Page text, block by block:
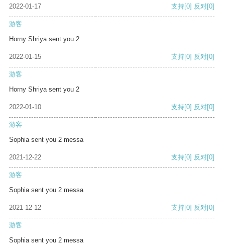
2022-01-17 支持[0] 反对[0]
游客
Horny Shriya sent you 2
2022-01-15 支持[0] 反对[0]
游客
Horny Shriya sent you 2
2022-01-10 支持[0] 反对[0]
游客
Sophia sent you 2 messa
2021-12-22 支持[0] 反对[0]
游客
Sophia sent you 2 messa
2021-12-12 支持[0] 反对[0]
游客
Sophia sent you 2 messa